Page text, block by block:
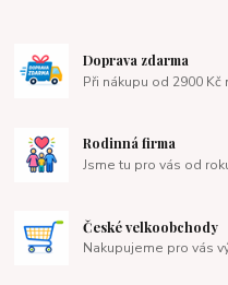
Doprava zdarma
Při nákupu od 2900
Rodinná firma
Jsme tu pro vás od
České velkoobchody
Nakupujeme pro vás